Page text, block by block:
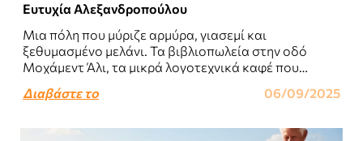
Ευτυχία Αλεξανδροπούλου
Μια πόλη που μύριζε αρμύρα, γιασεμί και
ξεθυμασμένο μελάνι. Τα βιβλιοπωλεία στην οδό
Μοχάμεντ Άλι, τα μικρά λογοτεχνικά καφέ που
Διαβάστε το 06/09/2025